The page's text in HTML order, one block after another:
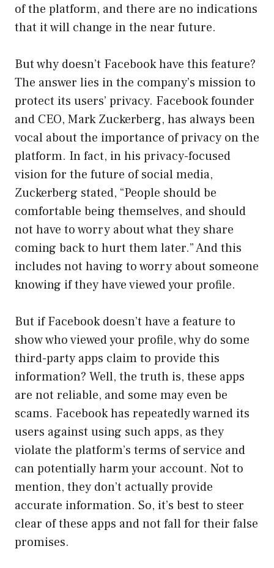
of the platform, and there are no indications
that it will change in the near future.
But why doesn’t Facebook have this feature?
The answer lies in the company’s mission to
protect its users’ privacy. Facebook founder
and CEO, Mark Zuckerberg, has always been
vocal about the importance of privacy on the
platform. In fact, in his privacy-focused
vision for the future of social media,
Zuckerberg stated, “People should be
comfortable being themselves, and should
not have to worry about what they share
coming back to hurt them later.” And this
includes not having to worry about someone
knowing if they have viewed your profile.
But if Facebook doesn’t have a feature to
show who viewed your profile, why do some
third-party apps claim to provide this
information? Well, the truth is, these apps
are not reliable, and some may even be
scams. Facebook has repeatedly warned its
users against using such apps, as they
violate the platform’s terms of service and
can potentially harm your account. Not to
mention, they don’t actually provide
accurate information. So, it’s best to steer
clear of these apps and not fall for their false
promises.